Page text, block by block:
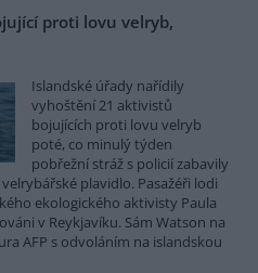
proti lovu velryb,
Islandské úřady nařídily
vyhoštění 21 aktivistů
bojujících proti lovu velryb
poté, co minulý týden
pobřežní stráž s policií zabavily
plavidlo. Pasažéři lodi
ekologického aktivisty Paula
v Reykjavíku. Sám Watson na
AFP s odvoláním na islandskou